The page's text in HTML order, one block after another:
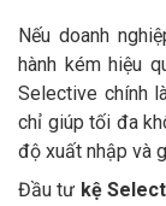
Nếu doanh
hành kém hiệu
Selective chính
chỉ giúp tối đa
độ xuất nhập và
Đầu tư kệ